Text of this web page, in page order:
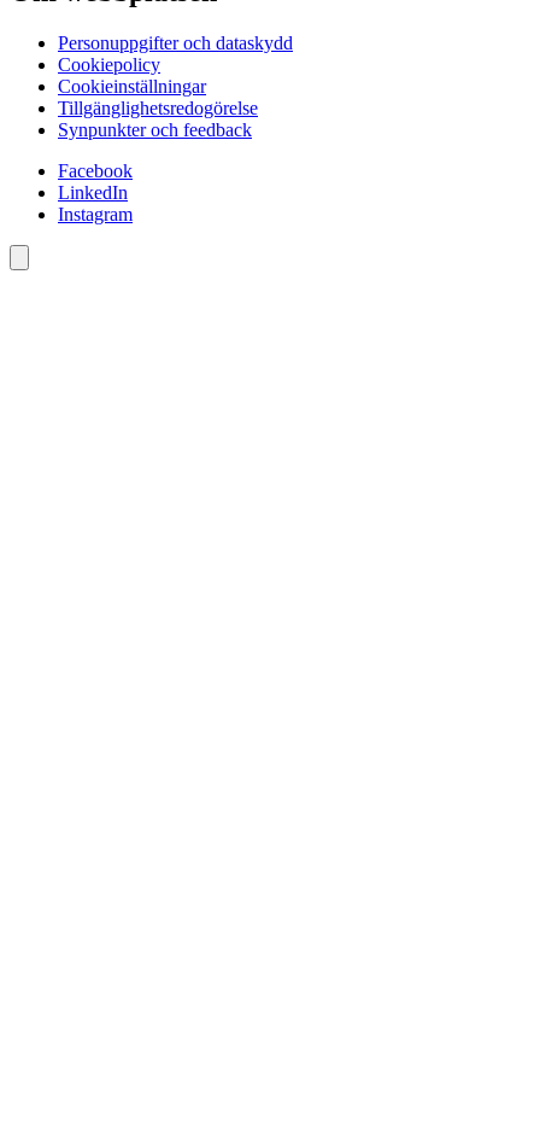
Personuppgifter och dataskydd
Cookiepolicy
Cookieinställningar
Tillgänglighetsredogörelse
Synpunkter och feedback
Facebook
LinkedIn
Instagram